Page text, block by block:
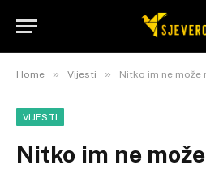
Home » Vijesti » Nitko im ne može
VIJESTI
Nitko im ne